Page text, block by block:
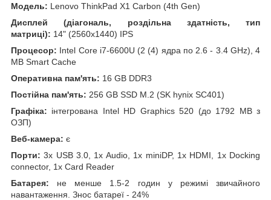
Модель: Lenovo ThinkPad X1 Carbon (4th Gen)
Дисплей (діагональ, роздільна здатність, тип
матриці): 14" (2560x1440) IPS
Процесор: Intel Core i7-6600U (2 (4) ядра по 2.6 - 3.4 GHz), 4
MB Smart Cache
Оперативна пам'ять: 16 GB DDR3
Постійна пам'ять: 256 GB SSD M.2 (SK hynix SC401)
Графіка: інтегрована Intel HD Graphics 520 (до 1792 MB з
ОЗП)
Веб-камера: є
Порти: 3x USB 3.0, 1x Audio, 1x miniDP, 1x HDMI, 1x Docking
connector, 1x Card Reader
Батарея: не менше 1.5-2 годин у режимі звичайного
навантаження. Знос батареї - 24%